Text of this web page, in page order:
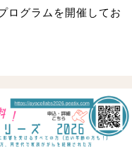
ログラムを開催してお